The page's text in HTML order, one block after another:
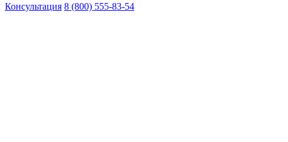
Консультация 8 (800) 555-83-54